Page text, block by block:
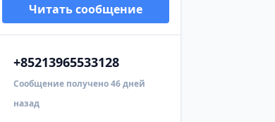
Читать сообщение
+85213965533128
Сообщение получено 46 дней
назад